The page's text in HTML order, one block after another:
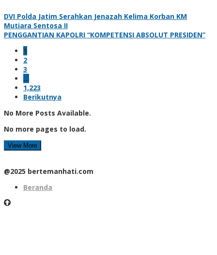
DVI Polda Jatim Serahkan Jenazah Kelima Korban KM
Mutiara Sentosa II
PENGGANTIAN KAPOLRI “KOMPETENSI ABSOLUT PRESIDEN”
1
2
3
…
1,223
Berikutnya
No More Posts Available.
No more pages to load.
View More
@2025 bertemanhati.com
Beranda